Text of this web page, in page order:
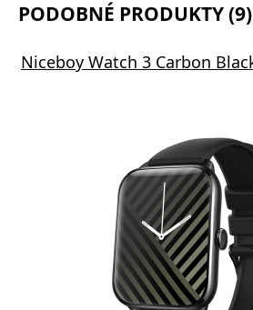
PODOBNÉ PRODUKTY (9)
Niceboy Watch 3 Carbon